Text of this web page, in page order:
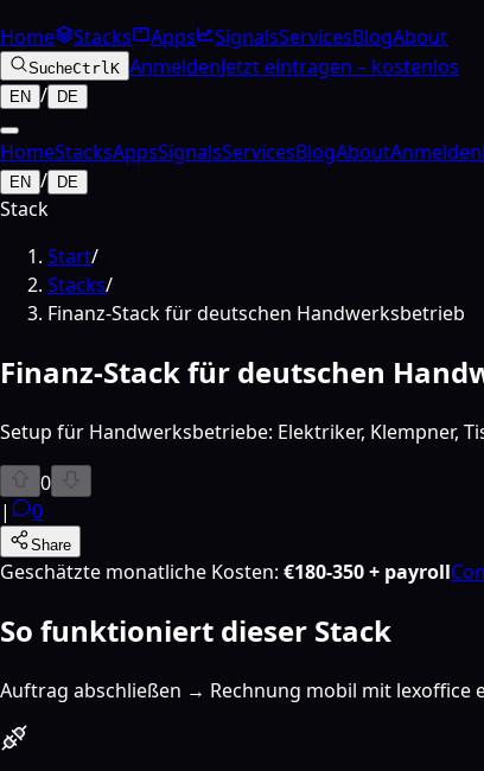
Home
Stacks Apps SignalsServicesBlogAbout
SucheCtrlK AnmeldenJetzt eintragen – kostenlos
EN / DE
HomeStacksAppsSignalsServicesBlogAboutAnmelden
EN / DE
Stack
Start/
Stacks/
Finanz-Stack für deutschen Handwerksbetrieb
Finanz-Stack für deutschen
Setup für Handwerksbetriebe: Elektriker, Klempner,
0
|
0
Share
Geschätzte monatliche Kosten: €180-350 + payroll
So funktioniert dieser Stack
Auftrag abschließen → Rechnung mobil mit lexoffice